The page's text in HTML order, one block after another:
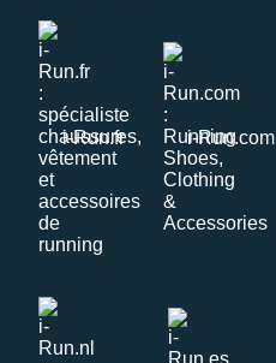
i-Run.fr i-Run.com